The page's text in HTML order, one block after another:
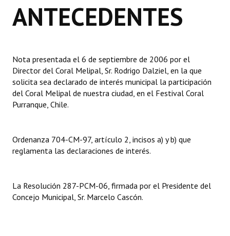
Digesto
DOCUMENTOS
Informes de Gestión
Proyectos Presentados
Actas de Sesión
Ejecución Presupuestaria
ANTECEDENTES
Nota presentada el 6 de septiembre de 2006 por el
Director del Coral Melipal, Sr. Rodrigo Dalziel, en la que
solicita sea declarado de interés municipal la participación
del Coral Melipal de nuestra ciudad, en el Festival Coral
Purranque, Chile.
Ordenanza 704-CM-97, artículo 2, incisos a) y b) que
reglamenta las declaraciones de interés.
La Resolución 287-PCM-06, firmada por el Presidente del
Concejo Municipal, Sr. Marcelo Cascón.